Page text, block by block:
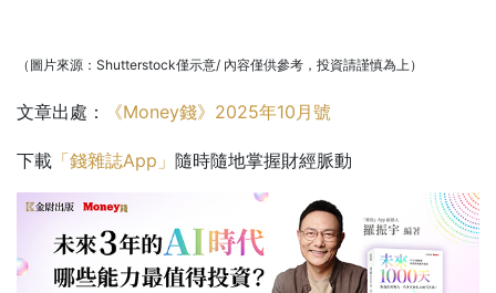
（圖片來源：Shutterstock僅示意/ 內容僅供參考，投資請謹慎為上）
文章出處： 《Money錢》2025年10月號
下載 「錢雜誌App」 隨時隨地掌握財經脈動